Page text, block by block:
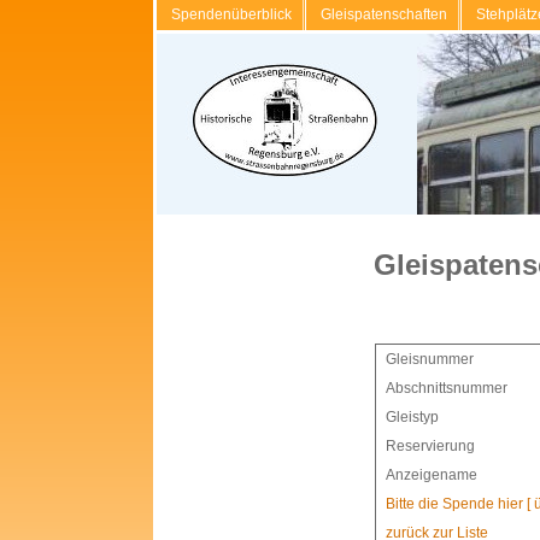
Spendenüberblick Gleispatenschaften
Gleisnummer
Abschnittsnummer
Gleistyp
Reservierung
Anzeigename
Bitte die Spende hier [
zurück zur Liste